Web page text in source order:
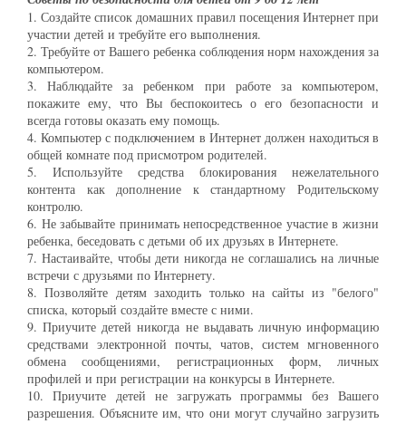
1. Создайте список домашних правил посещения Интернет при
участии детей и требуйте его выполнения.
2. Требуйте от Вашего ребенка соблюдения норм нахождения за
компьютером.
3. Наблюдайте за ребенком при работе за компьютером,
покажите ему, что Вы беспокоитесь о его безопасности и
всегда готовы оказать ему помощь.
4. Компьютер с подключением в Интернет должен находиться в
общей комнате под присмотром родителей.
5. Используйте средства блокирования нежелательного
контента как дополнение к стандартному Родительскому
контролю.
6. Не забывайте принимать непосредственное участие в жизни
ребенка, беседовать с детьми об их друзьях в Интернете.
7. Настаивайте, чтобы дети никогда не соглашались на личные
встречи с друзьями по Интернету.
8. Позволяйте детям заходить только на сайты из "белого"
списка, который создайте вместе с ними.
9. Приучите детей никогда не выдавать личную информацию
средствами электронной почты, чатов, систем мгновенного
обмена сообщениями, регистрационных форм, личных
профилей и при регистрации на конкурсы в Интернете.
10. Приучите детей не загружать программы без Вашего
разрешения. Объясните им, что они могут случайно загрузить